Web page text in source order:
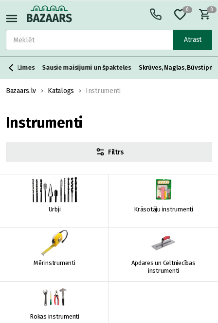
Atrast
0 0
Līmes Sausie maisījumi un špakteles Skrūves, Naglas,
Bazaars.lv Katalogs Instrumenti
Instrumenti
Filtrs
Urbji Krāsotāju instrumenti
Mērinstrumenti
Apdares un Celtniecības
instrumenti
Rokas instrumenti